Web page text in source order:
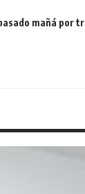
mañá por